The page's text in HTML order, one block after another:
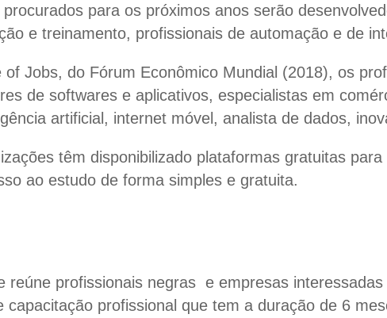
para os próximos anos serão
e treinamento, profissionais de automação e de
Jobs, do Fórum Econômico Mundial (2018), os
de softwares e aplicativos, especialistas em
artificial, internet móvel, analista de dados,
têm disponibilizado plataformas gratuitas
ao estudo de forma simples e gratuita.
reúne profissionais negras e empresas
capacitação profissional que tem a duração de 6